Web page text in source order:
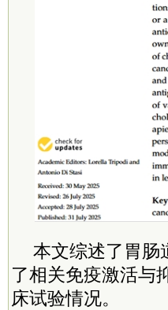
本文综述了胃肠
了相关免疫激活与
床试验情况。